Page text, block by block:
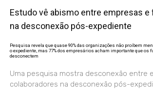
Estudo vê abismo entre empresas
na desconexão pós-expediente
Pesquisa revela que quase 90% das organizações não proíbem
o expediente, mas 77% dos empresários acham importante que os
desconectem
Uma pesquisa mostra desconexão entre
colaboradores na desconexão pós-